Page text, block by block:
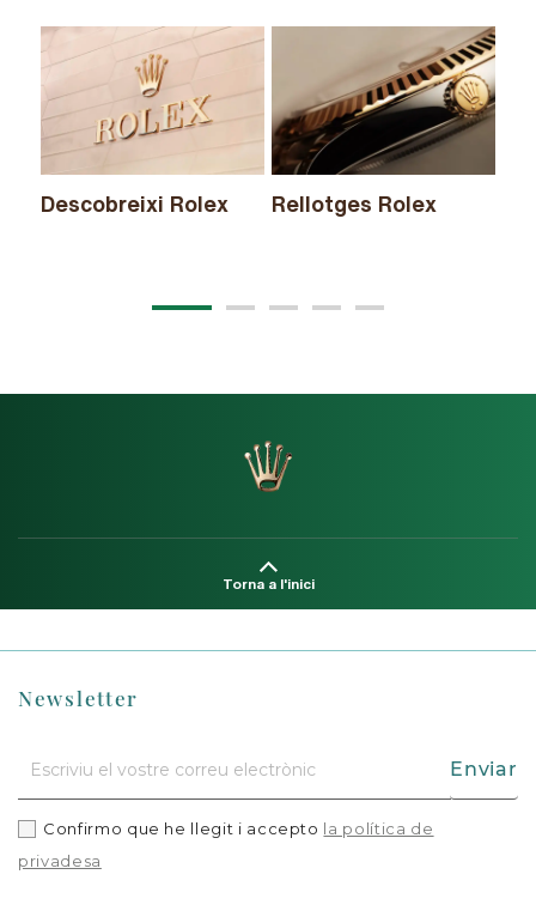
Descobreixi Rolex Rellotges Rolex
Torna a l'inici
Newsletter
Enviar
Confirmo que he llegit i accepto la política de
privadesa